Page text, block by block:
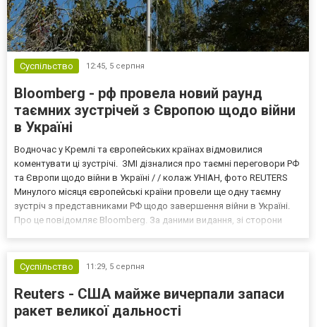
Суспільство 12:45, 5 серпня
Bloomberg - рф провела новий раунд
таємних зустрічей з Європою щодо війни
в Україні
Водночас у Кремлі та європейських країнах відмовилися
коментувати ці зустрічі. ЗМІ дізналися про таємні переговори РФ
та Європи щодо війни в Україні / / колаж УНІАН, фото REUTERS
Минулого місяця європейські країни провели ще одну таємну
зустріч з представниками РФ щодо завершення війни в Україні.
Про це повідомляє Bloomberg. За даними видання, зі сторони
Суспільство
11:29, 5 серпня
Reuters - США майже вичерпали запаси
ракет великої дальності